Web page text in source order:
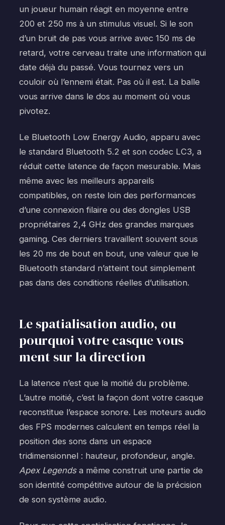
un joueur humain réagit en moyenne entre
200 et 250 ms à un stimulus visuel. Si le son
d’un bruit de pas vous arrive avec 150 ms de
retard, votre cerveau traite une information qui
date déjà du passé. Vous tournez vers un
couloir où l’ennemi était. Pas où il est. La balle
vous arrive dans le dos au moment où vous
pivotez.
Le Bluetooth Low Energy Audio, apparu avec
le standard Bluetooth 5.2 et son codec LC3, a
réduit cette latence de façon mesurable. Mais
même avec les meilleurs appareils
compatibles, on reste loin des performances
d’une connexion filaire ou des dongles USB
propriétaires 2,4 GHz des grandes marques
gaming. Ces derniers travaillent souvent sous
les 20 ms de bout en bout, une valeur que le
Bluetooth standard n’atteint tout simplement
pas dans des conditions réelles d’utilisation.
Le spatialisation audio, ou
pourquoi votre casque vous
ment sur la direction
La latence n’est que la moitié du problème.
L’autre moitié, c’est la façon dont votre casque
reconstitue l’espace sonore. Les moteurs audio
des FPS modernes calculent en temps réel la
position des sons dans un espace
tridimensionnel : hauteur, profondeur, angle.
Apex Legendsa même construit une partie de
son identité compétitive autour de la précision
de son système audio.